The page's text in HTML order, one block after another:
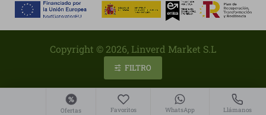
Copyright © 2026, Linverd Market S.L
Ofertas Favoritos WhatsApp Llámanos
FILTRO